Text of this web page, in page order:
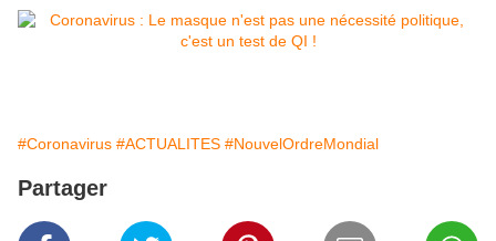
#Coronavirus #ACTUALITES #NouvelOrdreMondial
Partager